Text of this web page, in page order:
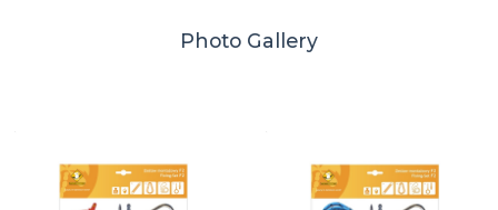
Photo Gallery